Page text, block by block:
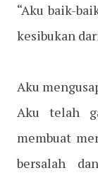
“Aku baik-
kesibukan
Aku
Aku telah
membuat
bersalah